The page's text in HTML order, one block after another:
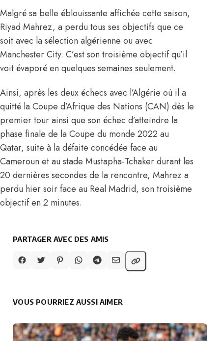
Malgré sa belle éblouissante affichée cette saison,
Riyad Mahrez, a perdu tous ses objectifs que ce
soit avec la sélection algérienne ou avec
Manchester City. C’est son troisième objectif qu’il
voit évaporé en quelques semaines seulement.
Ainsi, après les deux échecs avec l’Algérie où il a
quitté la Coupe d’Afrique des Nations (CAN) dès le
premier tour ainsi que son échec d’atteindre la
phase finale de la Coupe du monde 2022 au
Qatar, suite à la défaite concédée face au
Cameroun et au stade Mustapha-Tchaker durant les
20 dernières secondes de la rencontre, Mahrez a
perdu hier soir face au Real Madrid, son troisième
objectif en 2 minutes.
PARTAGER AVEC DES AMIS
VOUS POURRIEZ AUSSI AIMER